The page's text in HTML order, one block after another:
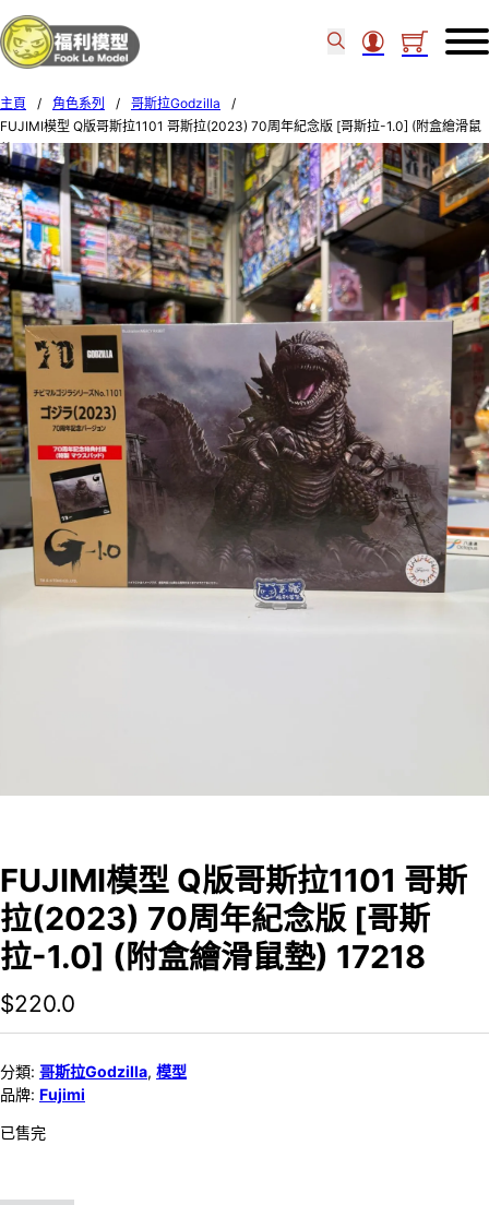
主頁 / 角色系列 / 哥斯拉Godzilla
/
FUJIMI模型 Q版哥斯拉1101 哥斯拉(2023) 70周年紀念版 [哥斯拉-1.0] (附盒繪滑鼠
墊) 17218
FUJIMI模型 Q版哥斯拉1101 哥斯
拉(2023) 70周年紀念版 [哥斯
拉-1.0] (附盒繪滑鼠墊) 17218
$220.0
分類: 哥斯拉Godzilla, 模型
品牌: Fujimi
已售完